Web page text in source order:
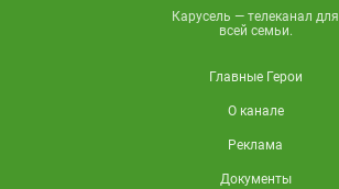
Карусель — телеканал для
всей семьи.
Главные Герои
О канале
Реклама
Документы